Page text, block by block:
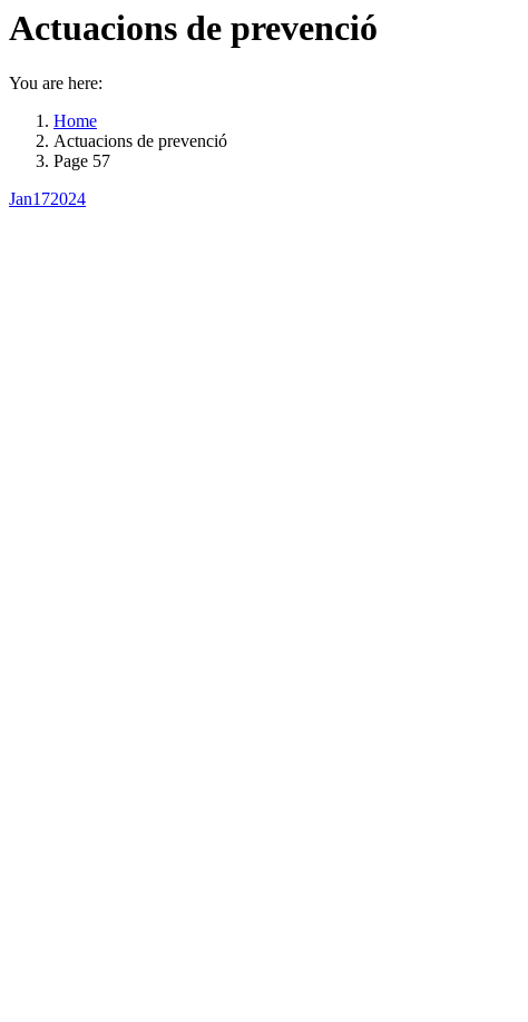
Actuacions de prevenció
You are here:
Home
Actuacions de prevenció
Page 57
Jan172024